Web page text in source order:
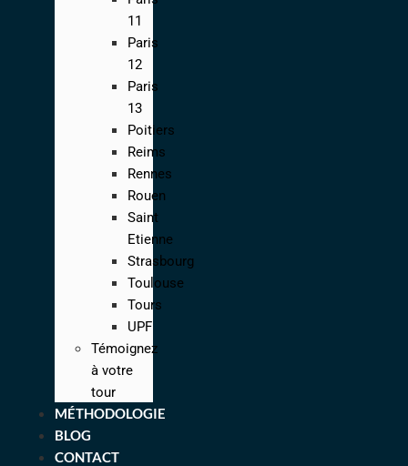
11
Paris
12
Paris
13
Poitiers
Reims
Rennes
Rouen
Saint
Etienne
Strasbourg
Toulouse
Tours
UPF
Témoignez
à votre
tour
MÉTHODOLOGIE
BLOG
CONTACT